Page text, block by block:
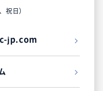
祝日）
jp.com